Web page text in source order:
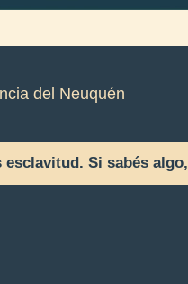
del Neuquén
esclavitud. Si sabés algo,